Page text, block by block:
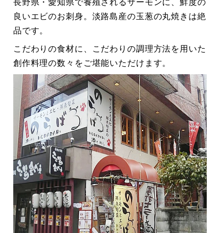
長野県・愛知県で養殖されるサーモンに、鮮度の
良いエビのお刺身。淡路島産の玉葱の丸焼きは絶
品です。
こだわりの食材に、こだわりの調理方法を用いた
創作料理の数々をご堪能いただけます。